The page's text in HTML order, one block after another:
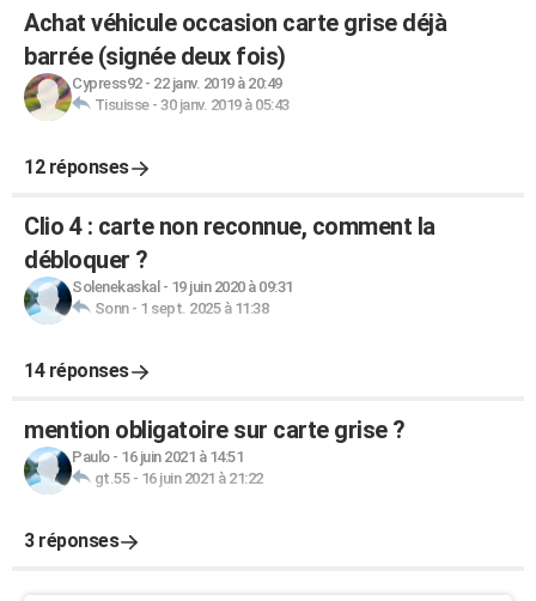
Achat véhicule occasion carte grise déjà
barrée (signée deux fois)
Cypress92- 22 janv. 2019 à 20:49
Tisuisse- 30 janv. 2019 à 05:43
12 réponses
Clio 4 : carte non reconnue, comment la
débloquer ?
Solenekaskal - 19 juin 2020 à 09:31
Sonn- 1 sept. 2025 à 11:38
14 réponses
mention obligatoire sur carte grise ?
Paulo- 16 juin 2021 à 14:51
gt.55- 16 juin 2021 à 21:22
3 réponses